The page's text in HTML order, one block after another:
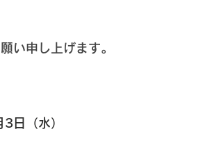
い申し上げます。
日（水）